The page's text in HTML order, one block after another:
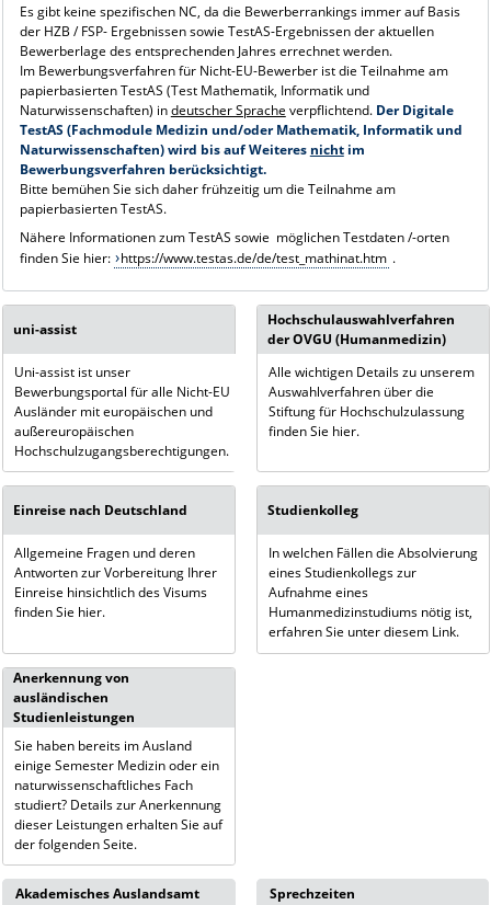
Es gibt keine spezifischen NC, da die Bewerberrankings immer auf Basis
der HZB / FSP- Ergebnissen sowie TestAS-Ergebnissen der aktuellen
Bewerberlage des entsprechenden Jahres errechnet werden.
Im Bewerbungsverfahren für Nicht-EU-Bewerber ist die Teilnahme am
papierbasierten TestAS (Test Mathematik, Informatik und
Naturwissenschaften) indeutscher Sprache verpflichtend. Der Digitale
TestAS (Fachmodule Medizin und/oder Mathematik, Informatik und
Naturwissenschaften) wird bis auf Weiteres nichtim
Bewerbungsverfahren berücksichtigt.
Bitte bemühen Sie sich daher frühzeitig um die Teilnahme am
papierbasierten TestAS.
Nähere Informationen zum TestAS sowie möglichen Testdaten /-orten
finden Sie hier: https://www.testas.de/de/test_mathinat.htm .
uni-assist
Uni-assist ist unser
Bewerbungsportal für alle Nicht-EU
Ausländer mit europäischen und
außereuropäischen
Hochschulzugangsberechtigungen.
Hochschulauswahlverfahren
der OVGU (Humanmedizin)
Alle wichtigen Details zu unserem
Auswahlverfahren über die
Stiftung für Hochschulzulassung
finden Sie hier.
Einreise nach Deutschland
Allgemeine Fragen und deren
Antworten zur Vorbereitung Ihrer
Einreise hinsichtlich des Visums
finden Sie hier.
Studienkolleg
In welchen Fällen die Absolvierung
eines Studienkollegs zur
Aufnahme eines
Humanmedizinstudiums nötig ist,
erfahren Sie unter diesem Link.
Anerkennung von
ausländischen
Studienleistungen
Sie haben bereits im Ausland
einige Semester Medizin oder ein
naturwissenschaftliches Fach
studiert? Details zur Anerkennung
dieser Leistungen erhalten Sie auf
der folgenden Seite.
Akademisches Auslandsamt
Sprechzeiten